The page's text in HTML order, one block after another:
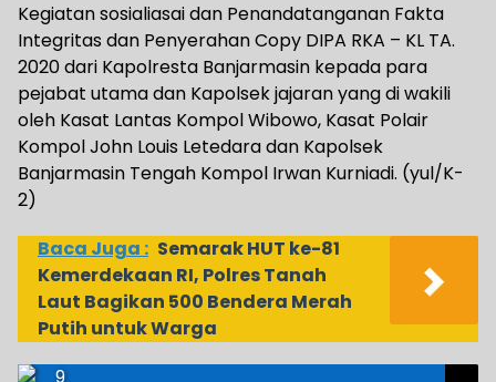
Kegiatan sosialiasai dan Penandatanganan Fakta
Integritas dan Penyerahan Copy DIPA RKA – KL TA.
2020 dari Kapolresta Banjarmasin kepada para
pejabat utama dan Kapolsek jajaran yang di wakili
oleh Kasat Lantas Kompol Wibowo, Kasat Polair
Kompol John Louis Letedara dan Kapolsek
Banjarmasin Tengah Kompol Irwan Kurniadi. (yul/K-
2)
Baca Juga : Semarak HUT ke-81
Kemerdekaan RI, Polres Tanah
Laut Bagikan 500 Bendera Merah
Putih untuk Warga